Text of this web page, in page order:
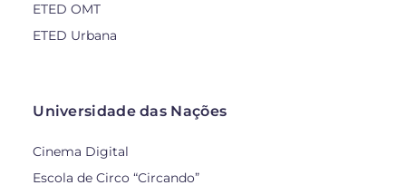
ETED OMT
ETED Urbana
Universidade das Nações
Cinema Digital
Escola de Circo “Circando”